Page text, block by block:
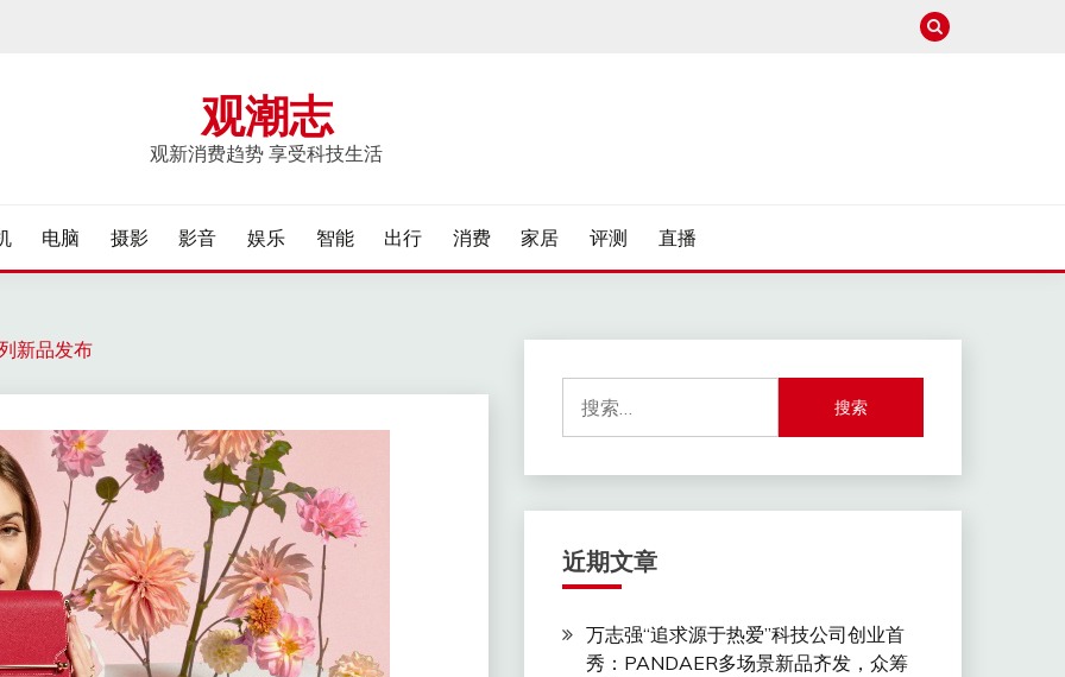
观潮志
观新消费趋势 享受科技生活
电脑 摄影 影音 娱乐 智能 出行 消费 家居 评测 直播
新品发布
索：
近期文章
万志强“追求源于热爱”科技公司创业首
秀：PANDAER多场景新品齐发，众筹